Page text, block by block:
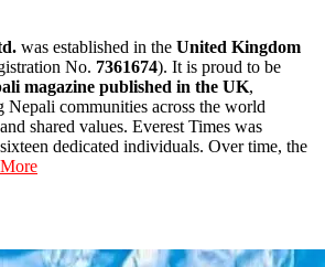
was established in the United Kingdom
No. 7361674). It is proud to be
magazine published in the UK,
Nepali communities across the world
shared values. Everest Times was
dedicated individuals. Over time, the